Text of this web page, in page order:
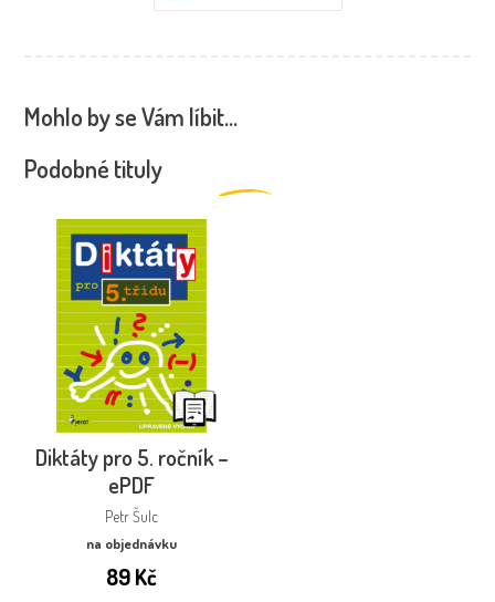
Mohlo by se Vám líbit…
Podobné tituly
Diktáty pro 5. ročník –
ePDF
Petr Šulc
na objednávku
89Kč